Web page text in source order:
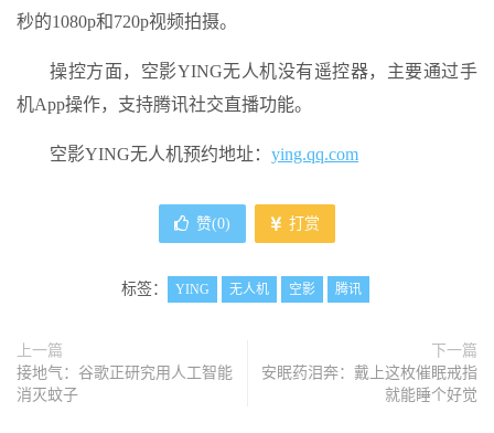
秒的1080p和720p视频拍摄。
操控方面，空影YING无人机没有遥控器，主要通过手
机App操作，支持腾讯社交直播功能。
空影YING无人机预约地址： ying.qq.com
赞(0) 打赏
标签： YING 无人机 空影 腾讯
上一篇
接地气：谷歌正研究用人工智能
消灭蚊子
下一篇
安眠药泪奔：戴上这枚催眠戒指
就能睡个好觉